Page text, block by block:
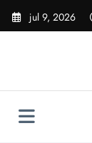
Skoči
jul 9, 2026